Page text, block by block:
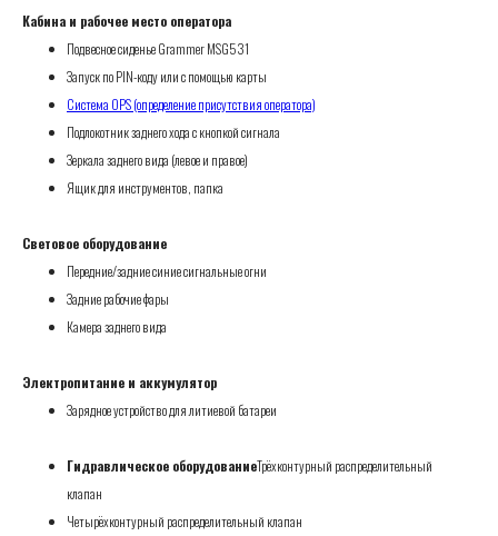
Кабина и рабочее место оператора
Подвесное сиденье Grammer MSG531
Запуск по PIN-коду или с помощью карты
Система OPS (определение присутствия оператора)
Подлокотник заднего хода с кнопкой сигнала
Зеркала заднего вида (левое и правое)
Ящик для инструментов, папка
Световое оборудование
Передние/задние синие сигнальные огни
Задние рабочие фары
Камера заднего вида
Электропитание и аккумулятор
Зарядное устройство для литиевой батареи
Гидравлическое оборудованиеТрёхконтурный распределительный
клапан
Четырёхконтурный распределительный клапан